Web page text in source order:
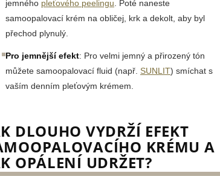
jemného pleťového peelingu . Poté naneste
samoopalovací krém na obličej, krk a dekolt, aby byl
přechod plynulý.
Pro jemnější efekt: Pro velmi jemný a přirozený tón
můžete samoopalovací fluid (např. SUNLIT) smíchat s
vaším denním pleťovým krémem.
DLOUHO VYDRŽÍ EFEKT
KRÉMU A
OPÁLENÍ UDRŽET?